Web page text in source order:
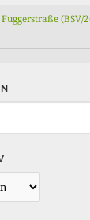
(BSV/